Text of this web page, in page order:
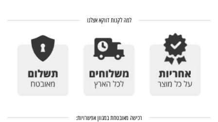
למה לקנות דווקא אצלנו
רכישה מאובטחת במגוון אפשרויות: